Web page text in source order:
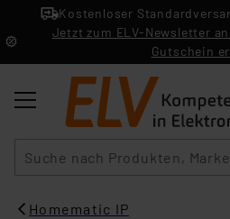
Kostenloser
Jetzt zum ELV-Newsletter
Gutschein
Homematic IP